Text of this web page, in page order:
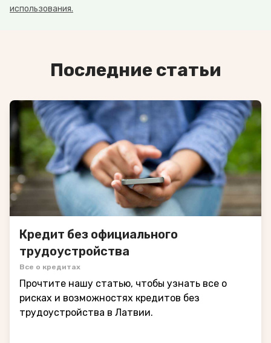
использования.
Последние статьи
Кредит без официального
трудоустройства
Все о кредитах
Прочтите нашу статью, чтобы узнать все о
рисках и возможностях кредитов без
трудоустройства в Латвии.